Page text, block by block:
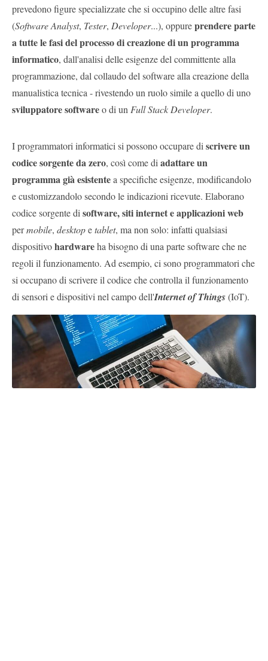
prevedono figure specializzate che si occupino delle altre fasi
(Software Analyst, Tester, Developer...), oppureprendere parte
a tutte le fasi del processo di creazione di un programma
informatico, dall'analisi delle esigenze del committente alla
programmazione, dal collaudo del software alla creazione della
manualistica tecnica - rivestendo un ruolo simile a quello di uno
sviluppatore softwareo di unFull Stack Developer.
I programmatori informatici si possono occupare discrivere un
codice sorgente da zero, così come diadattare un
programma già esistentea specifiche esigenze, modificandolo
e customizzandolo secondo le indicazioni ricevute. Elaborano
codice sorgente disoftware, siti internet e applicazioni web
permobile, desktopetablet, ma non solo: infatti qualsiasi
dispositivohardwareha bisogno di una parte software che ne
regoli il funzionamento. Ad esempio, ci sono programmatori che
si occupano di scrivere il codice che controlla il funzionamento
di sensori e dispositivi nel campo dell'Internet of Things(IoT).